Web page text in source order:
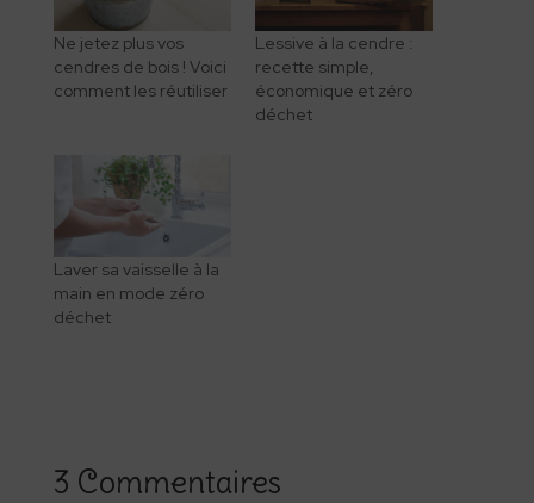
Ne jetez plus vos
cendres de bois ! Voici
comment les réutiliser
Lessive à la cendre :
recette simple,
économique et zéro
déchet
Laver sa vaisselle à la
main en mode zéro
déchet
3 Commentaires